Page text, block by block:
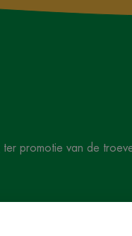
ter promotie van de